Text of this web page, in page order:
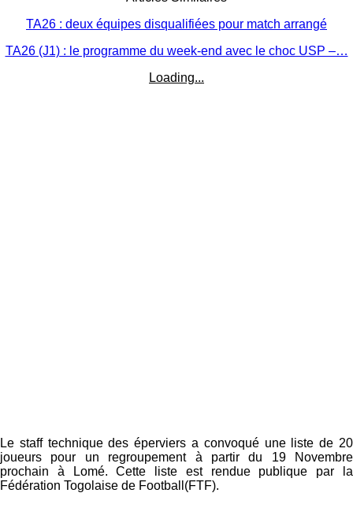
TA26 : deux équipes disqualifiées pour match arrangé
TA26 (J1) : le programme du week-end avec le choc USP –…
Loading...
Le staff technique des éperviers a convoqué une liste de 20
joueurs pour un regroupement à partir du 19 Novembre
prochain à Lomé. Cette liste est rendue publique par la
Fédération Togolaise de Football(FTF).